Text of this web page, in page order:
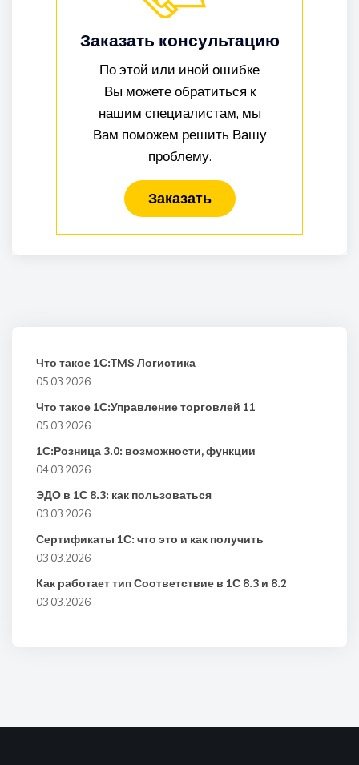
Заказать консультацию
По этой или иной ошибке
Вы можете обратиться к
нашим специалистам, мы
Вам поможем решить Вашу
проблему.
Заказать
Что такое 1С:TMS Логистика
05.03.2026
Что такое 1С:Управление торговлей 11
05.03.2026
1С:Розница 3.0: возможности, функции
04.03.2026
ЭДО в 1С 8.3: как пользоваться
03.03.2026
Сертификаты 1С: что это и как получить
03.03.2026
Как работает тип Соответствие в 1С 8.3 и 8.2
03.03.2026